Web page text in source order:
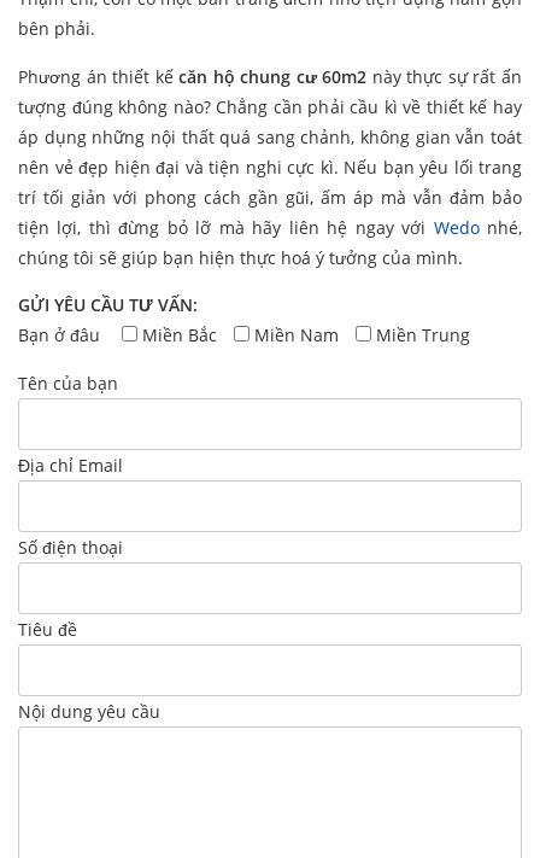
bên phải.
Phương án thiết kếcăn hộ chung cư 60m2 này thực sự rất ấn
tượng đúng không nào? Chẳng cần phải cầu kì về thiết kế hay
áp dụng những nội thất quá sang chảnh, không gian vẫn toát
nên vẻ đẹp hiện đại và tiện nghi cực kì. Nếu bạn yêu lối trang
trí tối giản với phong cách gần gũi, ấm áp mà vẫn đảm bảo
tiện lợi, thì đừng bỏ lỡ mà hãy liên hệ ngay với Wedonhé,
chúng tôi sẽ giúp bạn hiện thực hoá ý tưởng của mình.
GỬI YÊU CẦU TƯ VẤN:
Bạn ở đâu
Miền Bắc Miền Nam Miền Trung
Tên của bạn
Địa chỉ Email
Số điện thoại
Tiêu đề
Nội dung yêu cầu